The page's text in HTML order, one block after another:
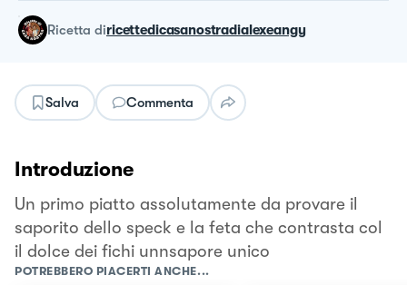
ricetta diricettedicasanostradialexeangy
Salva Commenta
Introduzione
Un primo piatto assolutamente da provare il
saporito dello speck e la feta che contrasta col
il dolce dei fichi unnsapore unico
POTREBBERO PIACERTI ANCHE...